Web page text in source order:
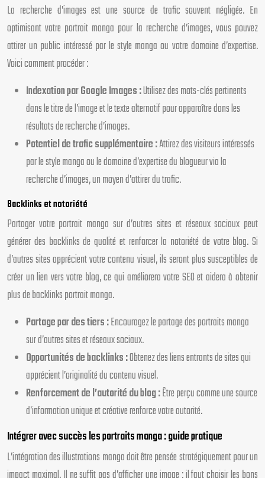
La recherche d’images est une source de trafic souvent négligée. En
optimisant votre portrait manga pour la recherche d’images, vous pouvez
attirer un public intéressé par le style manga ou votre domaine d’expertise.
Voici comment procéder :
Indexation par Google Images :Utilisez des mots-clés pertinents
dans le titre de l’image et le texte alternatif pour apparaître dans les
résultats de recherche d’images.
Potentiel de trafic supplémentaire :Attirez des visiteurs intéressés
par le style manga ou le domaine d’expertise du blogueur via la
recherche d’images, un moyen d’attirer du trafic.
Backlinks et notoriété
Partager votre portrait manga sur d’autres sites et réseaux sociaux peut
générer des backlinks de qualité et renforcer la notoriété de votre blog. Si
d’autres sites apprécient votre contenu visuel, ils seront plus susceptibles de
créer un lien vers votre blog, ce qui améliorera votre SEO et aidera à obtenir
plus de backlinks portrait manga.
Partage par des tiers :Encouragez le partage des portraits manga
sur d’autres sites et réseaux sociaux.
Opportunités de backlinks :Obtenez des liens entrants de sites qui
apprécient l’originalité du contenu visuel.
Renforcement de l’autorité du blog :Être perçu comme une source
d’information unique et créative renforce votre autorité.
Intégrer avec succès les portraits manga : guide pratique
L’intégration des illustrations manga doit être pensée stratégiquement pour un